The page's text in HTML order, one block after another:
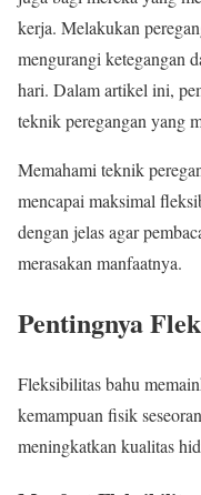
kerja. Melakukan
mengurangi ketegangan
hari. Dalam artikel ini,
teknik peregangan yang
Memahami teknik
mencapai maksimal
dengan jelas agar
merasakan manfaatnya.
Pentingnya
Fleksibilitas bahu
kemampuan fisik
meningkatkan kualitas